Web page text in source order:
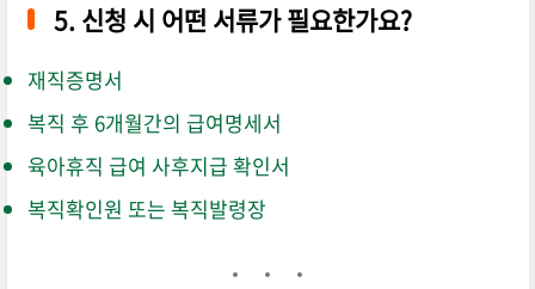
5.신청 시 어떤 서류가 필요한가요?
재직증명서
복직 후 6개월간의 급여명세서
육아휴직 급여 사후지급 확인서
복직확인원 또는 복직발령장